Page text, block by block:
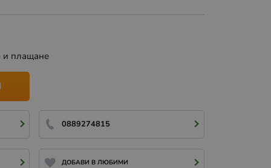
и плащане
0889274815
ДОБАВИ В ЛЮБИМИ